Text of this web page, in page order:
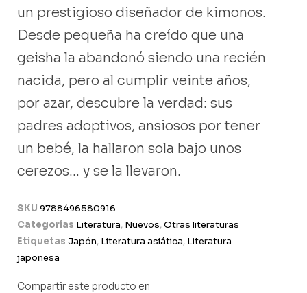
un prestigioso diseñador de kimonos.
Desde pequeña ha creído que una
geisha la abandonó siendo una recién
nacida, pero al cumplir veinte años,
por azar, descubre la verdad: sus
padres adoptivos, ansiosos por tener
un bebé, la hallaron sola bajo unos
cerezos… y se la llevaron.
SKU 9788496580916
Categorías Literatura, Nuevos,Otras literaturas
Etiquetas Japón, Literatura asiática, Literatura
japonesa
Compartir este producto en